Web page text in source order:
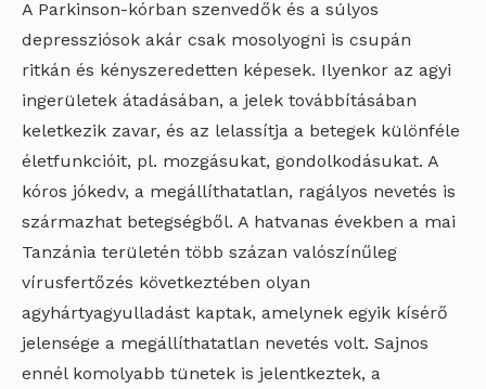
A Parkinson-kórban szenvedők és a súlyos
depressziósok akár csak mosolyogni is csupán
ritkán és kényszeredetten képesek. Ilyenkor az agyi
ingerületek átadásában, a jelek továbbításában
keletkezik zavar, és az lelassítja a betegek különféle
életfunkcióit, pl. mozgásukat, gondolkodásukat. A
kóros jókedv, a megállíthatatlan, ragályos nevetés is
származhat betegségből. A hatvanas években a mai
Tanzánia területén több százan valószínűleg
vírusfertőzés következtében olyan
agyhártyagyulladást kaptak, amelynek egyik kísérő
jelensége a megállíthatatlan nevetés volt. Sajnos
ennél komolyabb tünetek is jelentkeztek, a